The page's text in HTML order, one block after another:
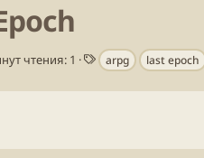
чтения: 1
Т
е
г
arpg last epoch